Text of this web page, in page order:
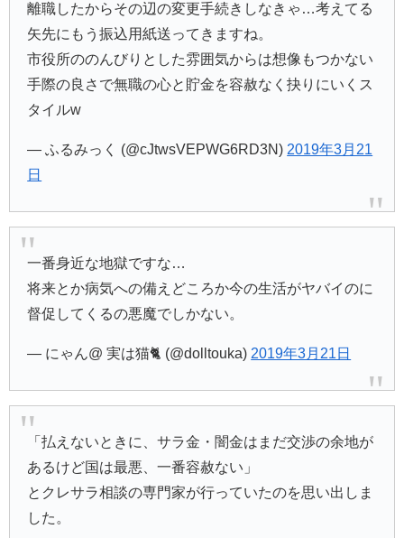
離職したからその辺の変更手続きしなきゃ…考えてる
矢先にもう振込用紙送ってきますね。
市役所ののんびりとした雰囲気からは想像もつかない
手際の良さで無職の心と貯金を容赦なく抉りにいくス
タイルw
— ふるみっく (@cJtwsVEPWG6RD3N) 2019年3月21
日
一番身近な地獄ですな…
将来とか病気への備えどころか今の生活がヤバイのに
督促してくるの悪魔でしかない。
— にゃん@ 実は猫🐈 (@dolltouka) 2019年3月21日
「払えないときに、サラ金・闇金はまだ交渉の余地が
あるけど国は最悪、一番容赦ない」
とクレサラ相談の専門家が行っていたのを思い出しま
した。